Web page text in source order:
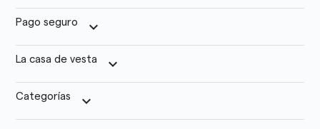
Pago seguro keyboard_arrow_down
La casa de vesta keyboard_arrow_down
Categorías keyboard_arrow_down